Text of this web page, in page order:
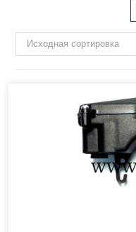
Исходная сортировка